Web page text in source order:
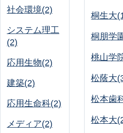
社会環境(2)
システム理工
(2)
応用生物(2)
建築(2)
応用生命科(2)
メディア(2)
桐生大
桐朋学
桃山学
松蔭大
松本歯
松本大